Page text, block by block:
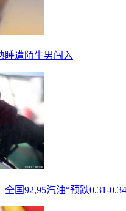
睡遭陌生男闯入
国92,95汽油“预跌0.31-